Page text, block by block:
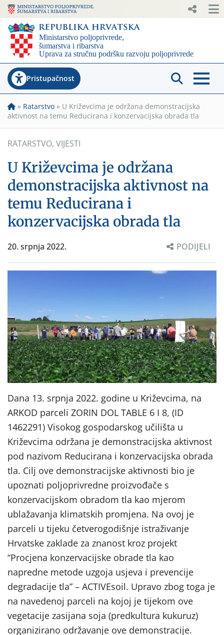
Pristupačnost
» Ratarstvo » U Križevcima je održana demonstracijska
aktivnost na temu Reducirana i konzervacijska obrada tla
RATARSTVO, VIJESTI
U Križevcima je održana
demonstracijska aktivnost na
temu Reducirana i
konzervacijska obrada tla
20. srpnja 2022. PODIJELI
Dana 13. srpnja 2022. godine u Križevcima, na
ARKOD parceli ZORIN DOL TABLE 6 I 8, (ID
1462291) Visokog gospodarskog učilišta u
Križevcima održana je demonstracijska aktivnost
pod nazivom Reducirana i konzervacijska obrada
tla. Cilj ove demonstracijske aktivnosti bio je
upoznati poljoprivredne proizvođače s
konzervacijskom obradom tla kao mjerom
ublažavanja klimatskih promjena. Na ovoj je
parceli u tijeku četverogodišnje istraživanje
Hrvatske zaklade za znanost kroz projekt
“Procjena konzervacijske obrade tla kao
napredne metode uzgoja usjeva i prevencije
degradacije tla” – ACTIVEsoil. Upravo zbog toga je
na navedenoj parceli na kojoj je tijekom ove
vegetacije zasijana soja (predkultura kukuruz)
organizirano održavanje ove demonstracije.